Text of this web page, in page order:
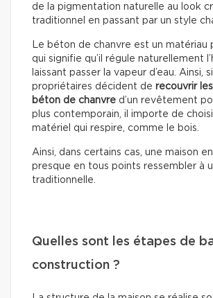
de la pigmentation naturelle au look
traditionnel en passant par un style
Le béton de chanvre est un matériau
qui signifie qu’il régule naturellement
laissant passer la vapeur d’eau. Ainsi,
propriétaires décident de recouvrir
béton de chanvre d’un revêtement
plus contemporain, il importe de
matériel qui respire, comme le bois.
Ainsi, dans certains cas, une maison
presque en tous points ressembler à
traditionnelle.
Quelles sont les étapes de
construction ?